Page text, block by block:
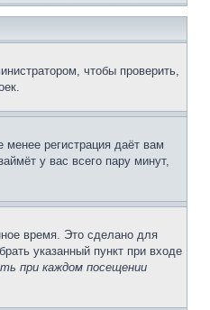
чтобы проверить,
регистрация даёт вам
у вас всего пару минут,
время. Это сделано для
указанный пункт при входе
при каждом посещении